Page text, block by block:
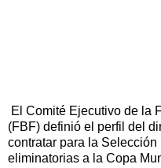
El Comité Ejecutivo de la
(FBF) definió el perfil del
contratar para la
eliminatorias a la Copa